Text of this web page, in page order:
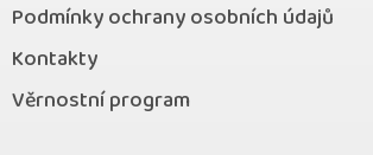
Podmínky ochrany osobních údajů
Kontakty
Věrnostní program